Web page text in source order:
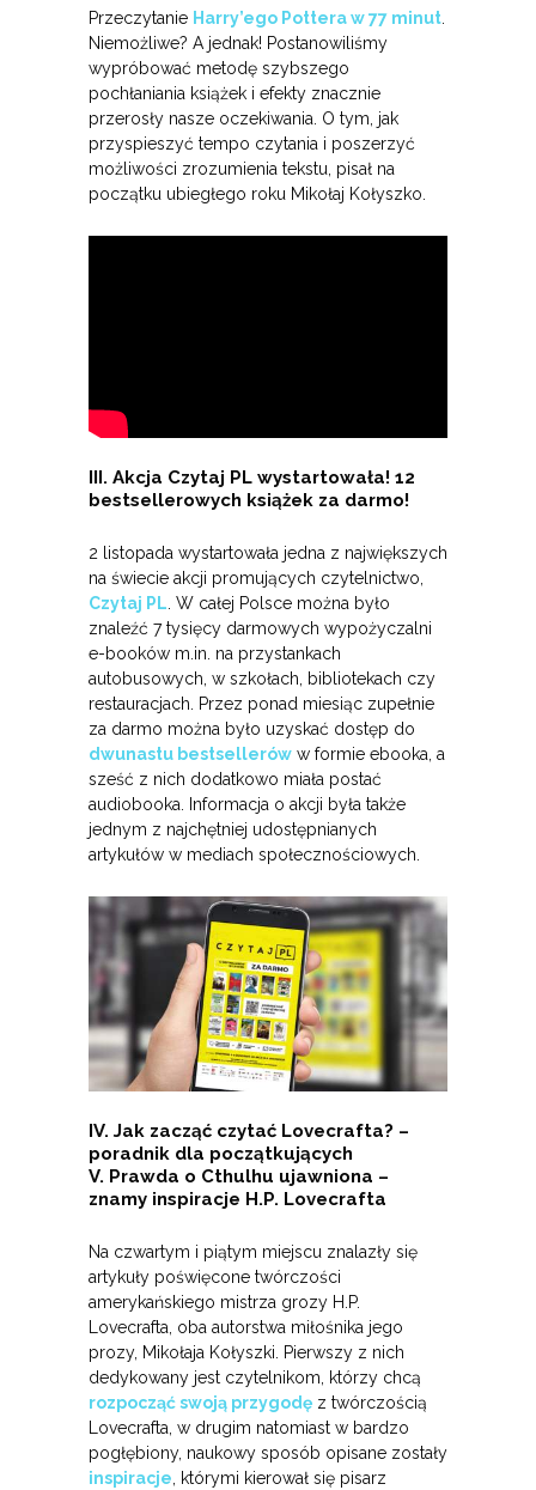
Przeczytanie Harry’ego Pottera w 77 minut.
Niemożliwe? A jednak! Postanowiliśmy
wypróbować metodę szybszego
pochłaniania książek i efekty znacznie
przerosły nasze oczekiwania. O tym, jak
przyspieszyć tempo czytania i poszerzyć
możliwości zrozumienia tekstu, pisał na
początku ubiegłego roku Mikołaj Kołyszko.
III. Akcja Czytaj PL wystartowała! 12
bestsellerowych książek za darmo!
2 listopada wystartowała jedna z największych
na świecie akcji promujących czytelnictwo,
Czytaj PL . W całej Polsce można było
znaleźć 7 tysięcy darmowych wypożyczalni
e-booków m.in. na przystankach
autobusowych, w szkołach, bibliotekach czy
restauracjach. Przez ponad miesiąc zupełnie
za darmo można było uzyskać dostęp do
dwunastu bestsellerów w formie ebooka, a
sześć z nich dodatkowo miała postać
audiobooka. Informacja o akcji była także
jednym z najchętniej udostępnianych
artykułów w mediach społecznościowych.
IV. Jak zacząć czytać Lovecrafta? –
poradnik dla początkujących
V. Prawda o Cthulhu ujawniona –
znamy inspiracje H.P. Lovecrafta
Na czwartym i piątym miejscu znalazły się
artykuły poświęcone twórczości
amerykańskiego mistrza grozy H.P.
Lovecrafta, oba autorstwa miłośnika jego
prozy, Mikołaja Kołyszki. Pierwszy z nich
dedykowany jest czytelnikom, którzy chcą
rozpocząć swoją przygodę z twórczością
Lovecrafta, w drugim natomiast w bardzo
pogłębiony, naukowy sposób opisane zostały
inspiracje, którymi kierował się pisarz